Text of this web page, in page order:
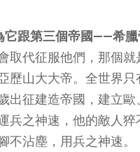
它跟第三個帝國——希臘
取代征服他們，那個就
歷山大大帝。全世界只
征建造帝國，建立歐
兵之神速，他的敵人猝
沾塵，用兵之神速。